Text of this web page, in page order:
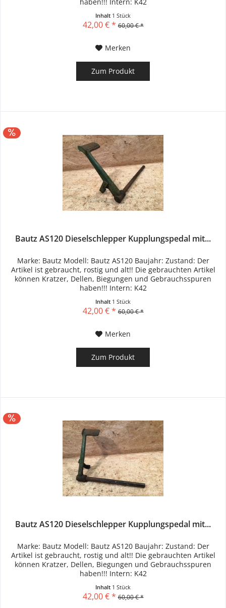
haben!!! Intern: K42
Inhalt 1 Stück
42,00 € * 60,00 € *
Merken
Zum Produkt
Bautz AS120 Dieselschlepper Kupplungspedal mit...
Marke: Bautz Modell: Bautz AS120 Baujahr: Zustand: Der
Artikel ist gebraucht, rostig und alt!! Die gebrauchten Artikel
können Kratzer, Dellen, Biegungen und Gebrauchsspuren
haben!!! Intern: K42
Inhalt 1 Stück
42,00 € * 60,00 € *
Merken
Zum Produkt
Bautz AS120 Dieselschlepper Kupplungspedal mit...
Marke: Bautz Modell: Bautz AS120 Baujahr: Zustand: Der
Artikel ist gebraucht, rostig und alt!! Die gebrauchten Artikel
können Kratzer, Dellen, Biegungen und Gebrauchsspuren
haben!!! Intern: K42
Inhalt 1 Stück
42,00 € * 60,00 € *